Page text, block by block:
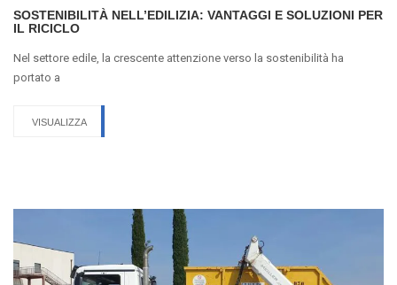
SOSTENIBILITÀ NELL’EDILIZIA: VANTAGGI E SOLUZIONI PER
IL RICICLO
Nel settore edile, la crescente attenzione verso la sostenibilità ha
portato a
VISUALIZZA